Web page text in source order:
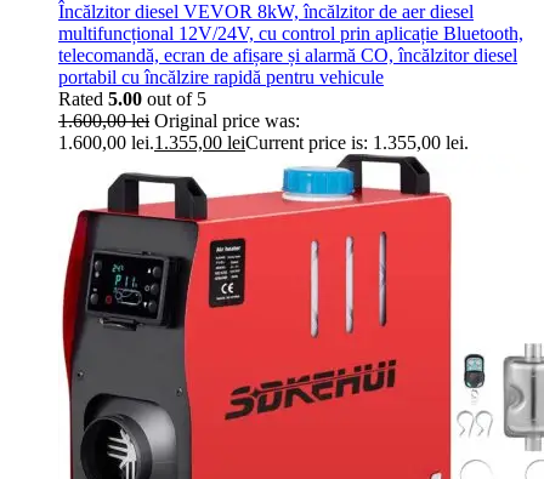
Încălzitor diesel VEVOR 8kW, încălzitor de aer diesel
multifuncțional 12V/24V, cu control prin aplicație Bluetooth,
telecomandă, ecran de afișare și alarmă CO, încălzitor diesel
portabil cu încălzire rapidă pentru vehicule
Rated 5.00 out of 5
1.600,00lei Original price was:
1.600,00 lei.1.355,00 leiCurrent price is: 1.355,00 lei.